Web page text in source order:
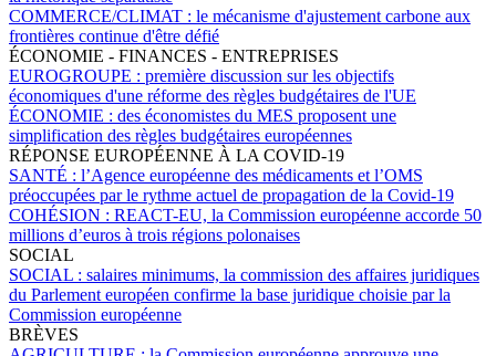
COMMERCE/CLIMAT : le mécanisme d'ajustement carbone aux
frontières continue d'être défié
ÉCONOMIE - FINANCES - ENTREPRISES
EUROGROUPE : première discussion sur les objectifs
économiques d'une réforme des règles budgétaires de l'UE
ÉCONOMIE : des économistes du MES proposent une
simplification des règles budgétaires européennes
RÉPONSE EUROPÉENNE À LA COVID-19
SANTÉ : l’Agence européenne des médicaments et l’OMS
préoccupées par le rythme actuel de propagation de la Covid-19
COHÉSION : REACT-EU, la Commission européenne accorde 50
millions d’euros à trois régions polonaises
SOCIAL
SOCIAL : salaires minimums, la commission des affaires juridiques
du Parlement européen confirme la base juridique choisie par la
Commission européenne
BRÈVES